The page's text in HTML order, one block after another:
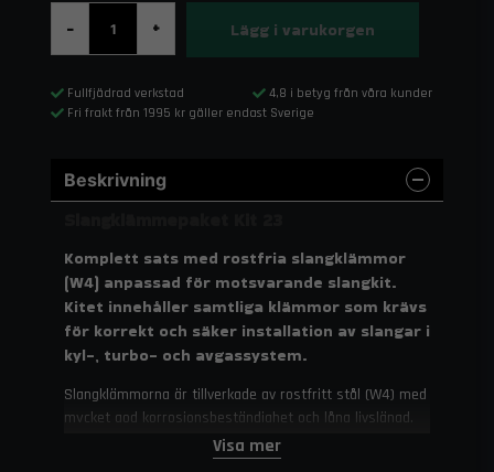
- + Lägg i varukorgen
Fullfjädrad verkstad
4,8 i betyg från våra kunder
Fri frakt från 1995 kr gäller endast Sverige
Beskrivning
Komplett sats med rostfria slangklämmor
(W4) anpassad för motsvarande slangkit.
Kitet innehåller samtliga klämmor som krävs
för korrekt och säker installation av slangar i
kyl-, turbo- och avgassystem.
Slangklämmorna är tillverkade av rostfritt stål (W4) med
mycket god korrosionsbeständighet och lång livslängd.
De stämplade gängorna på banden fördelar klämtrycket
jämnt och minimerar risken för skador på slangen.
Visa mer